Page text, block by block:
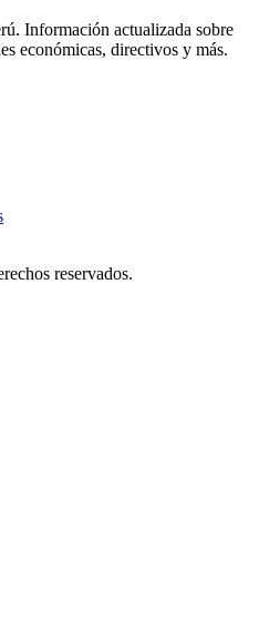
Información actualizada sobre
económicas, directivos y más.
reservados.